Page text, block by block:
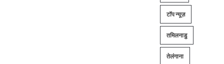
टॉप न्यूज़
तमिलनाडु
तेलंगाना